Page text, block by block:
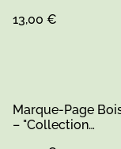
13,00 €
Marque-Page
– "Collection